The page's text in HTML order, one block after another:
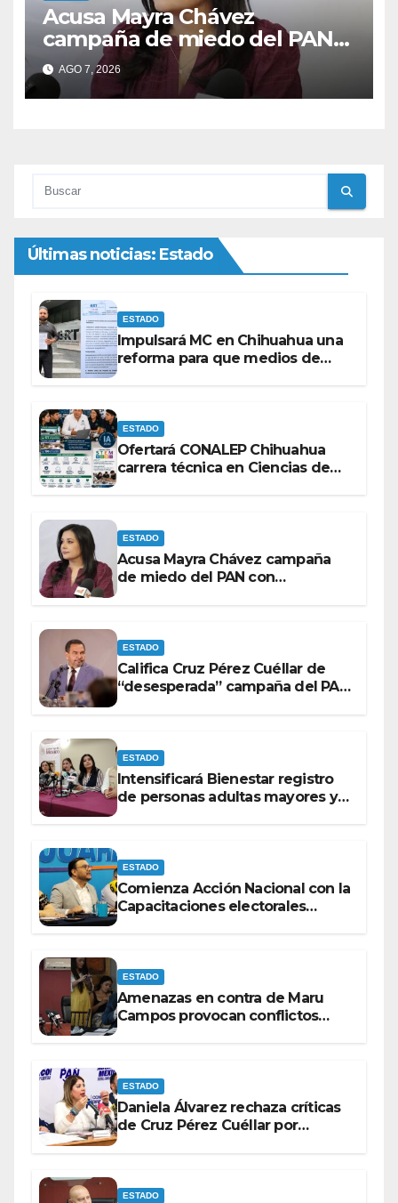
Acusa Mayra Chávez
campaña de miedo del PAN
con espectaculares contra
Morena
AGO 7, 2026
Últimas noticias: Estado
ESTADO
Impulsará MC en Chihuahua una
reforma para que medios de
ESTADO
Ofertará CONALEP Chihuahua
carrera técnica en Ciencias de
ESTADO
Acusa Mayra Chávez campaña
de miedo del PAN con
ESTADO
Califica Cruz Pérez Cuéllar de
“desesperada” campaña del PAN
ESTADO
Intensificará Bienestar registro
de personas adultas mayores y
ESTADO
Comienza Acción Nacional con la
Capacitaciones electorales
ESTADO
Amenazas en contra de Maru
Campos provocan conflictos
ESTADO
Daniela Álvarez rechaza críticas
de Cruz Pérez Cuéllar por
ESTADO